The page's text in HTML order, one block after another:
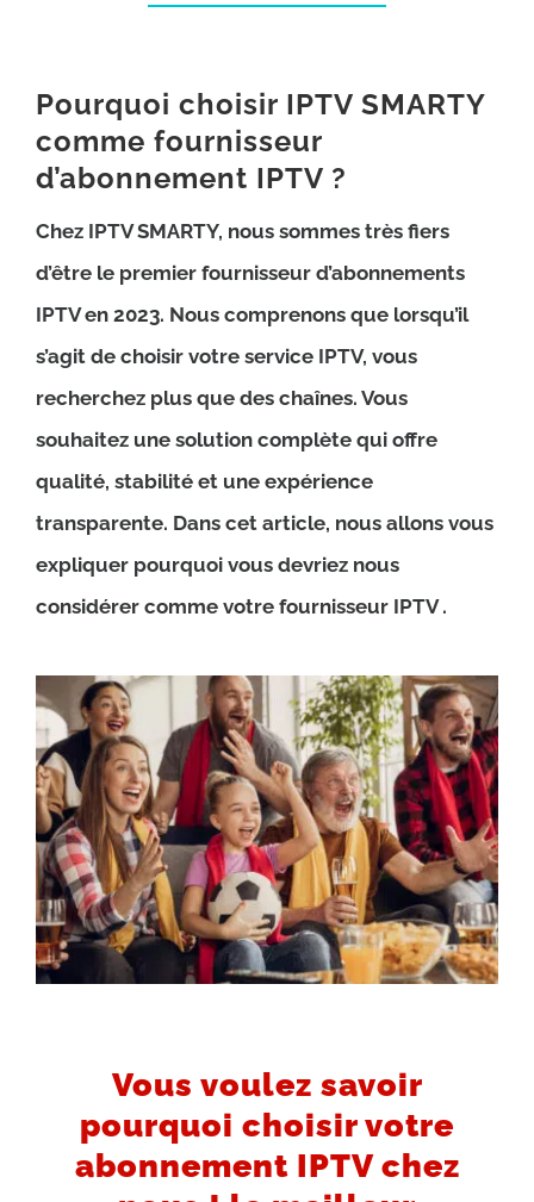
Pourquoi choisir IPTV SMARTY
comme fournisseur
d’abonnement IPTV ?
Chez IPTV SMARTY, nous sommes très fiers
d’être le premier fournisseur d’abonnements
IPTV en 2023. Nous comprenons que lorsqu’il
s’agit de choisir votre service IPTV, vous
recherchez plus que des chaînes. Vous
souhaitez une solution complète qui offre
qualité, stabilité et une expérience
transparente. Dans cet article, nous allons vous
expliquer pourquoi vous devriez nous
considérer comme votre fournisseur IPTV .
Vous voulez savoir
pourquoi choisir votre
abonnement IPTV chez